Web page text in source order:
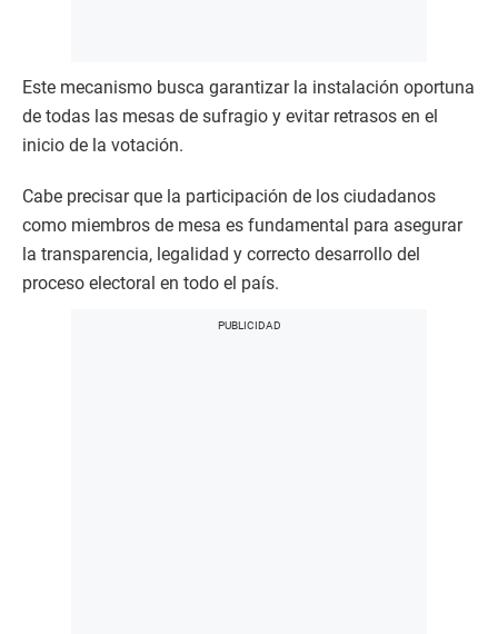
Este mecanismo busca garantizar la instalación oportuna
de todas las mesas de sufragio y evitar retrasos en el
inicio de la votación.
Cabe precisar que la participación de los ciudadanos
como miembros de mesa es fundamental para asegurar
la transparencia, legalidad y correcto desarrollo del
proceso electoral en todo el país.